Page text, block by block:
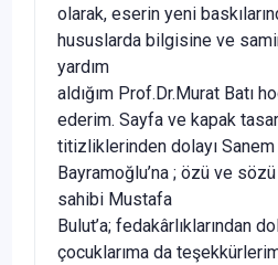
olarak, eserin yeni
hususlarda bilgisine ve
yardım
aldığım Prof.Dr.Murat Batı
ederim. Sayfa ve kapak
titizliklerinden dolayı
Bayramoğlu’na ; özü ve
sahibi Mustafa
Bulut’a; fedakârlıklarından
çocuklarıma da